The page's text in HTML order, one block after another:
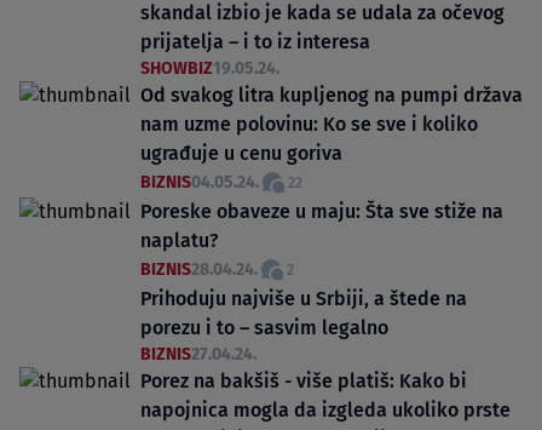
skandal izbio je kada se udala za očevog
prijatelja – i to iz interesa
SHOWBIZ19.05.24.
Od svakog litra kupljenog na pumpi država
nam uzme polovinu: Ko se sve i koliko
ugrađuje u cenu goriva
BIZNIS04.05.24. 22
Poreske obaveze u maju: Šta sve stiže na
naplatu?
BIZNIS28.04.24. 2
Prihoduju najviše u Srbiji, a štede na
porezu i to – sasvim legalno
BIZNIS27.04.24.
Porez na bakšiš - više platiš: Kako bi
napojnica mogla da izgleda ukoliko prste